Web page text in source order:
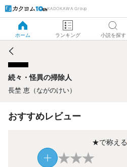
KADOKAWA Group
ホーム ランキング 小説を探す
続々・怪異の掃除人
続々・怪異の掃除人
長埜 恵（ながのけい）
おすすめレビュー
★で称える
★★★